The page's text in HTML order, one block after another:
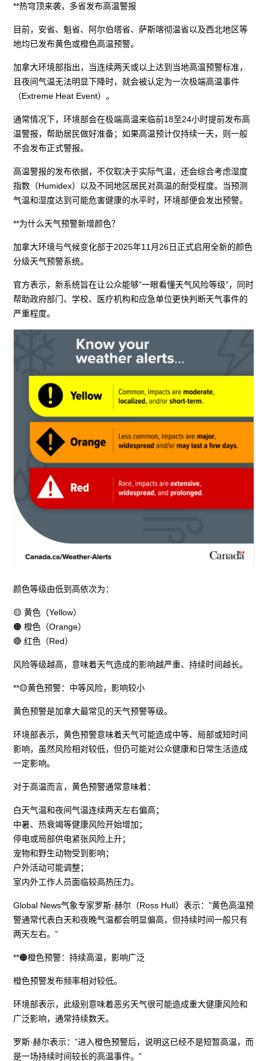
**热穹顶来袭，多省发布高温警报
目前，安省、魁省、阿尔伯塔省、萨斯喀彻温省以及西北地区等
地均已发布黄色或橙色高温预警。
加拿大环境部指出，当连续两天或以上达到当地高温预警标准，
且夜间气温无法明显下降时，就会被认定为一次极端高温事件
（Extreme Heat Event）。
通常情况下，环境部会在极端高温来临前18至24小时提前发布高
温警报，帮助居民做好准备；如果高温预计仅持续一天，则一般
不会发布正式警报。
高温警报的发布依据，不仅取决于实际气温，还会综合考虑湿度
指数（Humidex）以及不同地区居民对高温的耐受程度。当预测
气温和湿度达到可能危害健康的水平时，环境部便会发出预警。
**为什么天气预警新增颜色？
加拿大环境与气候变化部于2025年11月26日正式启用全新的颜色
分级天气预警系统。
官方表示，新系统旨在让公众能够”一眼看懂天气风险等级”，同时
帮助政府部门、学校、医疗机构和应急单位更快判断天气事件的
严重程度。
颜色等级由低到高依次为：
🟡 黄色（Yellow）
🟠 橙色（Orange）
🔴 红色（Red）
风险等级越高，意味着天气造成的影响越严重、持续时间越长。
**🟡黄色预警：中等风险，影响较小
黄色预警是加拿大最常见的天气预警等级。
环境部表示，黄色预警意味着天气可能造成中等、局部或短时间
影响，虽然风险相对较低，但仍可能对公众健康和日常生活造成
一定影响。
对于高温而言，黄色预警通常意味着：
白天气温和夜间气温连续两天左右偏高；
中暑、热衰竭等健康风险开始增加；
停电或局部供电紧张风险上升；
宠物和野生动物受到影响；
户外活动可能调整；
室内外工作人员面临较高热压力。
Global News气象专家罗斯·赫尔（Ross Hull）表示：”黄色高温预
警通常代表白天和夜晚气温都会明显偏高，但持续时间一般只有
两天左右。”
**🟠橙色预警：持续高温，影响广泛
橙色预警发布频率相对较低。
环境部表示，此级别意味着恶劣天气很可能造成重大健康风险和
广泛影响，通常持续数天。
罗斯·赫尔表示：”进入橙色预警后，说明这已经不是短暂高温，而
是一场持续时间较长的高温事件。”